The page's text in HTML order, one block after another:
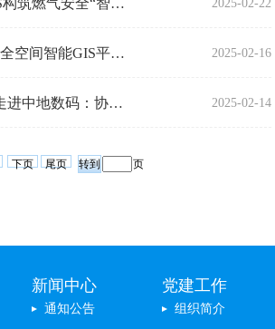
科技赋能 MapGIS构筑燃气安全“智能防线” 2025-02-22
聚焦AI，MapGIS全空间智能GIS平台产品与技术创新 2025-02-16
黄鹤之星特训营走进中地数码：协会与企业共筑科技创新新高地 2025-02-14
下页 尾页 页
新闻中心
通知公告
党建工作
组织简介